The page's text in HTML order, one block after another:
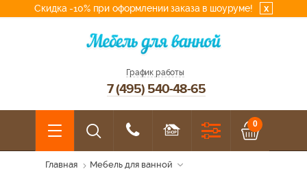
Скидка -10% при оформлении заказа в шоуруме! x
График работы
7 (495) 540-48-65
0
Главная
Мебель для ванной